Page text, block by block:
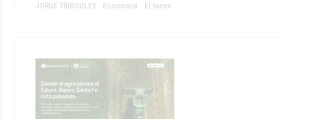
JORGE TRIBOULEY Economía El lunes